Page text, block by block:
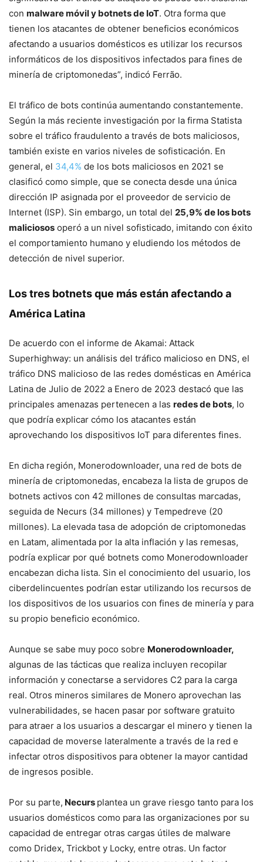
con malware móvil y botnets de IoT. Otra forma que
tienen los atacantes de obtener beneficios económicos
afectando a usuarios domésticos es utilizar los recursos
informáticos de los dispositivos infectados para fines de
minería de criptomonedas”, indicó Ferrão.
El tráfico de bots continúa aumentando constantemente.
Según la más reciente investigación por la firma Statista
sobre el tráfico fraudulento a través de bots maliciosos,
también existe en varios niveles de sofisticación. En
general, el 34,4% de los bots maliciosos en 2021 se
clasificó como simple, que se conecta desde una única
dirección IP asignada por el proveedor de servicio de
Internet (ISP). Sin embargo, un total del 25,9% de los bots
maliciosos operó a un nivel sofisticado, imitando con éxito
el comportamiento humano y eludiendo los métodos de
detección de nivel superior.
Los tres botnets que más están afectando a
América Latina
De acuerdo con el informe de Akamai: Attack
Superhighway: un análisis del tráfico malicioso en DNS, el
tráfico DNS malicioso de las redes domésticas en América
Latina de Julio de 2022 a Enero de 2023 destacó que las
principales amenazas pertenecen a las redes de bots, lo
que podría explicar cómo los atacantes están
aprovechando los dispositivos IoT para diferentes fines.
En dicha región, Monerodownloader, una red de bots de
minería de criptomonedas, encabeza la lista de grupos de
botnets activos con 42 millones de consultas marcadas,
seguida de Necurs (34 millones) y Tempedreve (20
millones). La elevada tasa de adopción de criptomonedas
en Latam, alimentada por la alta inflación y las remesas,
podría explicar por qué botnets como Monerodownloader
encabezan dicha lista. Sin el conocimiento del usuario, los
ciberdelincuentes podrían estar utilizando los recursos de
los dispositivos de los usuarios con fines de minería y para
su propio beneficio económico.
Aunque se sabe muy poco sobre Monerodownloader,
algunas de las tácticas que realiza incluyen recopilar
información y conectarse a servidores C2 para la carga
real. Otros mineros similares de Monero aprovechan las
vulnerabilidades, se hacen pasar por software gratuito
para atraer a los usuarios a descargar el minero y tienen la
capacidad de moverse lateralmente a través de la red e
infectar otros dispositivos para obtener la mayor cantidad
de ingresos posible.
Por su parte, Necurs plantea un grave riesgo tanto para los
usuarios domésticos como para las organizaciones por su
capacidad de entregar otras cargas útiles de malware
como Dridex, Trickbot y Locky, entre otras. Un factor